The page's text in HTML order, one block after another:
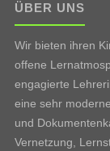
ÜBER UNS
Wir bieten ihren
offene
engagierte
eine sehr
und
Vernetzung,